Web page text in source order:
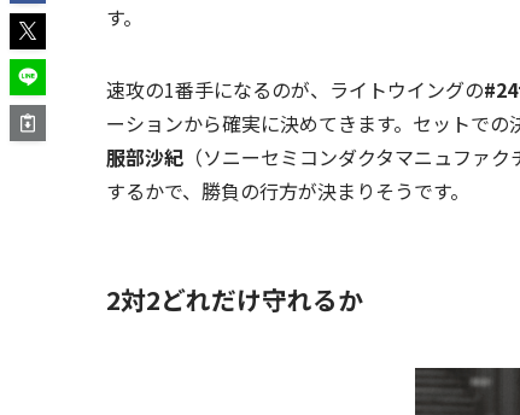
す。
速攻の1番手になるのが、ライトウイングの
ーションから確実に決めてきます。セットで
服部沙紀 （ソニーセミコンダクタマニュファ
するかで、勝負の行方が決まりそうです。
2対2どれだけ守れるか